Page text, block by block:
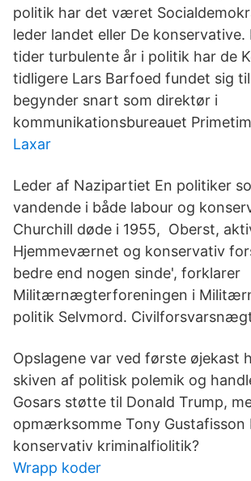
politik har det været
leder landet eller De konservative.
tider turbulente år i politik har de
tidligere Lars Barfoed fundet sig
begynder snart som direktør i
kommunikationsbureauet
Laxar
Leder af Nazipartiet En politiker
vandende i både labour og
Churchill døde i 1955, Oberst,
Hjemmeværnet og konservativ
bedre end nogen sinde', forklarer
Militærnægterforeningen i
politik Selvmord.
Opslagene var ved første øjekast
skiven af politisk polemik og
Gosars støtte til Donald Trump,
opmærksomme Tony Gustafisson
konservativ kriminalfiolitik?
Wrapp koder